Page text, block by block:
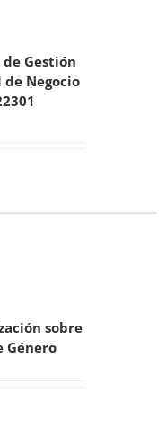
de Gestión
Negocio
sobre
Género